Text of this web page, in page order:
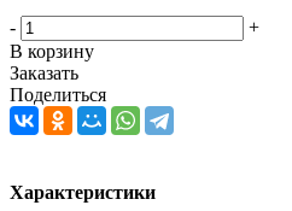
-
+
В корзину
Заказать
Поделиться
Характеристики